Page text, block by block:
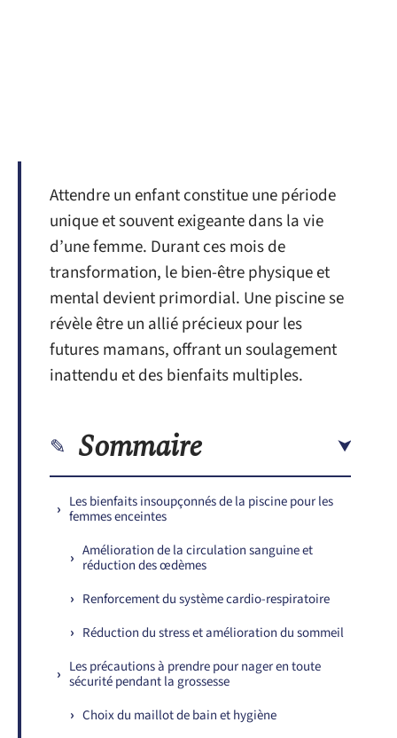
Attendre un enfant constitue une période
unique et souvent exigeante dans la vie
d’une femme. Durant ces mois de
transformation, le bien-être physique et
mental devient primordial. Une piscine se
révèle être un allié précieux pour les
futures mamans, offrant un soulagement
inattendu et des bienfaits multiples.
Sommaire
Les bienfaits insoupçonnés de la piscine pour les
femmes enceintes
Amélioration de la circulation sanguine et
réduction des œdèmes
Renforcement du système cardio-respiratoire
Réduction du stress et amélioration du sommeil
Les précautions à prendre pour nager en toute
sécurité pendant la grossesse
Choix du maillot de bain et hygiène